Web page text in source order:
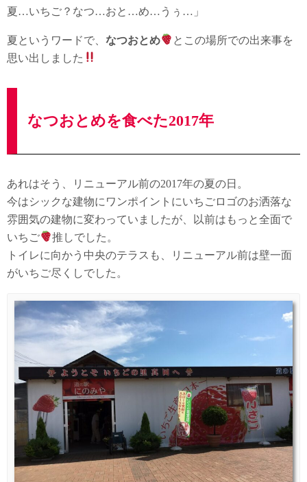
夏…いちご？なつ…おと…め…うぅ…」
夏というワードで、 なつおとめ
とこの場所での出来事を
思い出しました
なつおとめを食べた2017年
あれはそう、リニューアル前の2017年の夏の日。
今はシックな建物にワンポイントにいちごロゴのお洒落な
雰囲気の建物に変わっていましたが、以前はもっと全面で
いちご
推しでした。
トイレに向かう中央のテラスも、リニューアル前は壁一面
がいちご尽くしでした。